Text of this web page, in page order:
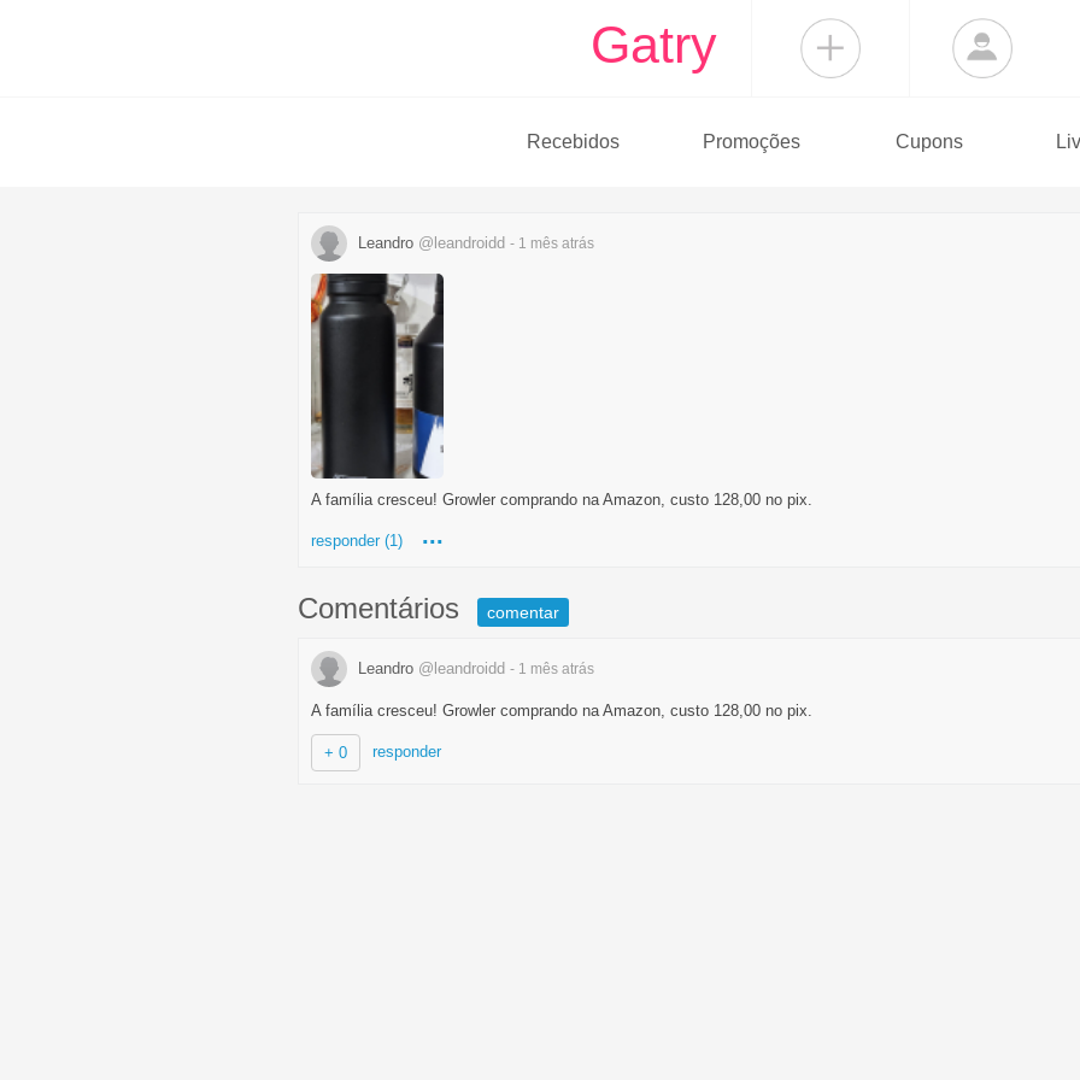
Gatry
Recebidos Promoções Cupons
Leandro @leandroidd - 1 mês atrás
A família cresceu! Growler comprando na Amazon, custo 128,00 no pix.
responder (1) ...
Comentários comentar
Leandro @leandroidd - 1 mês atrás
A família cresceu! Growler comprando na Amazon, custo 128,00 no pix.
+ 0 responder